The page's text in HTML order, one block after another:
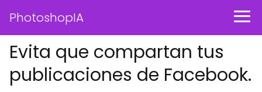
PhotoshopIA
Evita que compartan tus
publicaciones de Facebook.